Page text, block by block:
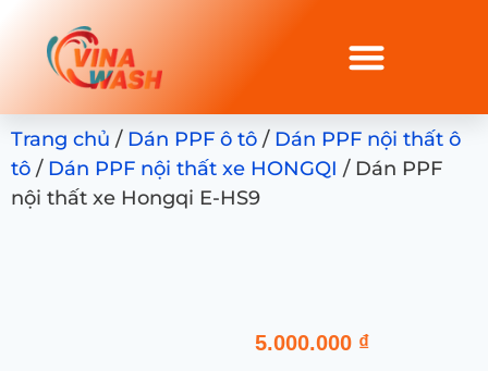
Trang chủ / Dán PPF ô tô / Dán PPF nội thất ô
tô / Dán PPF nội thất xe HONGQI / Dán PPF
nội thất xe Hongqi E-HS9
5.000.000 ₫